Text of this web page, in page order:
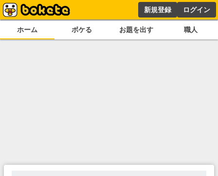
新規登録 ログイン
ホーム ボケる お題を出す 職人